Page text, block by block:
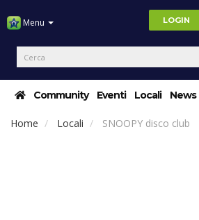
Menu LOGIN
Community Eventi Locali News
Home Locali SNOOPY disco club